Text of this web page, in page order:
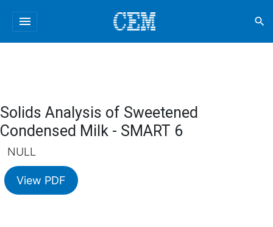
menu search
Solids Analysis of Sweetened
Condensed Milk - SMART 6
NULL
View PDF